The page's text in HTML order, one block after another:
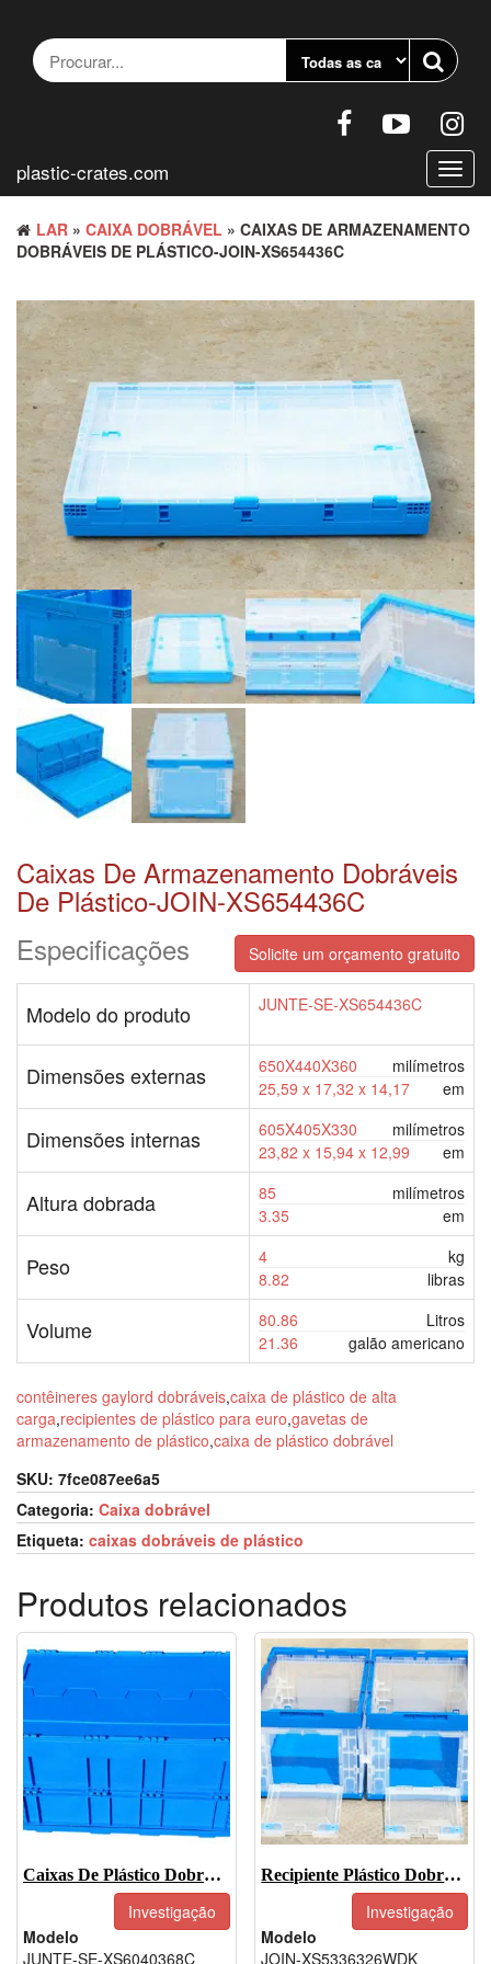
conteúdo
plastic-crates.com
LAR » CAIXA DOBRÁVEL » CAIXAS DE ARMAZENAMENTO
DOBRÁVEIS DE PLÁSTICO-JOIN-XS654436C
Caixas De Armazenamento Dobráveis
De Plástico-JOIN-XS654436C
Especificações
Solicite um orçamento gratuito
Modelo do produto JUNTE-SE-XS654436C
Dimensões externas 650X440X360
milímetros
25,59 x 17,32 x 14,17
em
Dimensões internas 605X405X330
milímetros
23,82 x 15,94 x 12,99
em
Altura dobrada 85
milímetros
3.35
em
Peso 4
kg
8.82
libras
Volume 80.86
Litros
21.36
galão americano
contêineres gaylord dobráveis,caixa de plástico de alta
carga,recipientes de plástico para euro,gavetas de
armazenamento de plástico,caixa de plástico dobrável
SKU: 7fce087ee6a5
Categoria: Caixa dobrável
Etiqueta: caixas dobráveis de plástico
Produtos relacionados
Caixas De Plástico Dobráveis-JOIN-XS6040368C
Investigação
Modelo
JUNTE-SE-XS6040368C
Recipiente Plástico Dobrável-JOIN-XS5336326WDK
Investigação
Modelo
JOIN-XS5336326WDK